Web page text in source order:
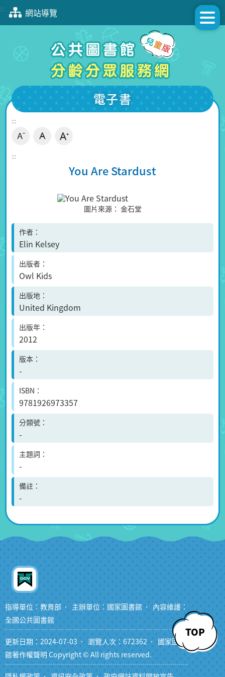
跳
塊
::: 網站導覽
電子書
:::
:::
You Are Stardust
圖片來源： 金石堂
作者
Elin Kelsey
出版者
Owl Kids
出版地
United Kingdom
出版年
2012
版本
-
ISBN
9781926973357
分類號
-
主題詞
-
備註
-
TOP
指導單位：教育部 主辦單位：國家圖書館
內容維護：
全國公共圖書館
更新日期：2024-07-03 瀏覽人次：672362
國家圖書
館著作權聲明 Copyright © All rights reserved.